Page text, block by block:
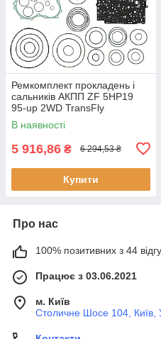
Ремкомплект прокладень і
сальників АКПП ZF 5HP19
95-up 2WD TransFly
В наявності
5 916,86 ₴ 6 294,53 ₴
Купити
Про нас
100% позитивних з 44
Працює з 03.06.2021
м. Київ
Столичне Шосе 104, Київ,